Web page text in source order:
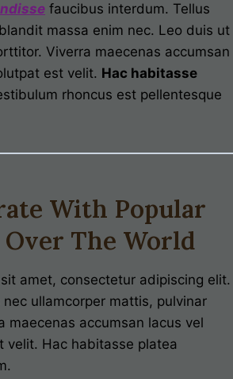
faucibus interdum. Tellus
massa enim nec. Leo duis ut
Viverra maecenas accumsan
est velit. Hac habitasse
rhoncus est pellentesque
With Popular
The World
amet, consectetur adipiscing elit.
ullamcorper mattis, pulvinar
maecenas accumsan lacus vel
velit. Hac habitasse platea